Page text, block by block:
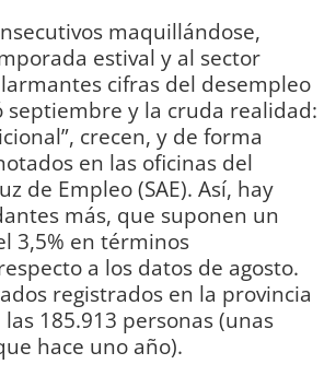
maquillándose,
estival y al sector
cifras del desempleo
septiembre y la cruda realidad:
crecen, y de forma
en las oficinas del
de Empleo (SAE). Así, hay
más, que suponen un
3,5% en términos
a los datos de agosto.
registrados en la provincia
185.913 personas (unas
hace uno año).